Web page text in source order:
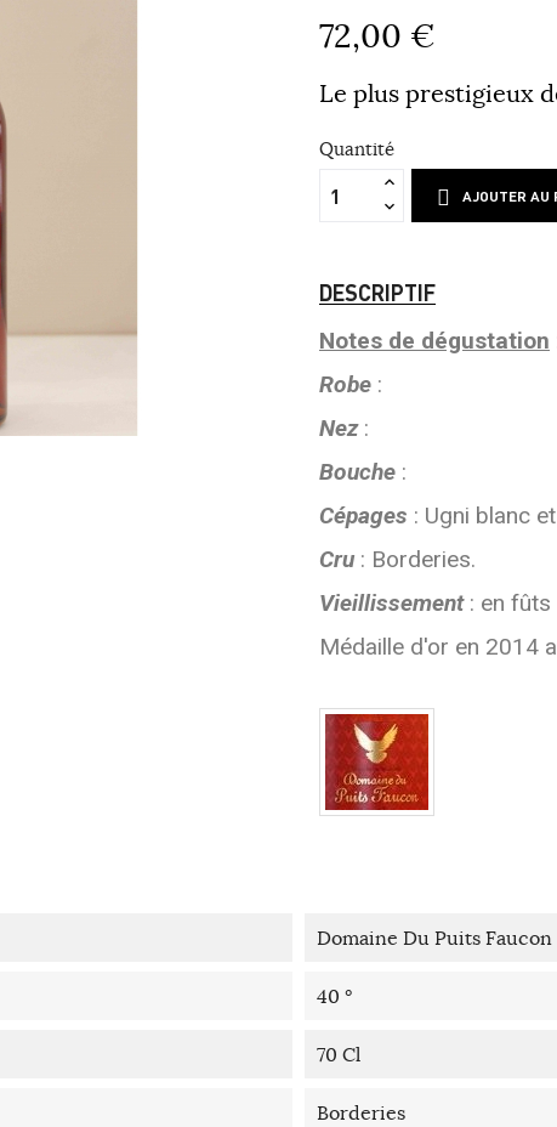
72,00 €
Le plus prestigieux
Quantité
AJOUTER AU
DESCRIPTIF
Notes de dégustation
Robe :
Nez:
Bouche :
Cépages : Ugni blanc
Cru : Borderies.
Vieillissement: en fûts
Médaille d'or en 2014
Domaine Du Puits Faucon
40 °
70 Cl
Borderies